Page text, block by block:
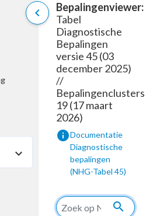
chevron_left
Bepalingenviewer:
Tabel
Diagnostische
Bepalingen
versie 45 (03
december 2025)
//
Bepalingenclusters
19 (17 maart
2026)
infoDocumentatie
Diagnostische
bepalingen
(NHG-Tabel 45)
search